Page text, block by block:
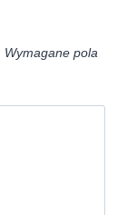
Wymagane pola